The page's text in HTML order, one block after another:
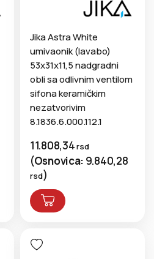
Jika Astra White
umivaonik (lavabo)
53x31x11,5 nadgradni
obli sa odlivnim ventilom
sifona keramičkim
nezatvorivim
8.1836.6.000.112.1
11.808,34rsd
(Osnovica: 9.840,28
rsd)